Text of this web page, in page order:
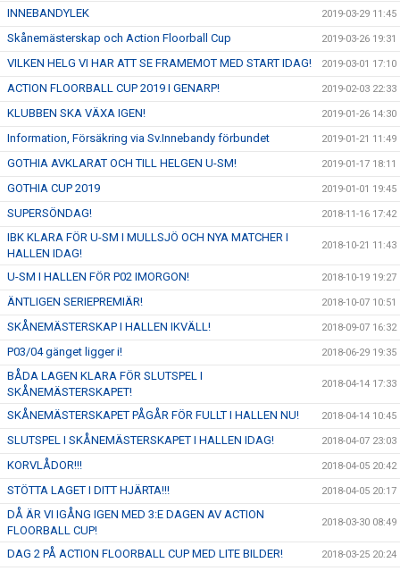
INNEBANDYLEK 2019-03-29 11:45
Skånemästerskap och Action Floorball Cup 2019-03-26 19:31
VILKEN HELG VI HAR ATT SE FRAMEMOT MED START IDAG! 2019-03-01 17:10
ACTION FLOORBALL CUP 2019 I GENARP! 2019-02-03 22:33
KLUBBEN SKA VÄXA IGEN! 2019-01-26 14:30
Information, Försäkring via Sv.Innebandy förbundet 2019-01-21 11:49
GOTHIA AVKLARAT OCH TILL HELGEN U-SM! 2019-01-17 18:11
GOTHIA CUP 2019 2019-01-01 19:45
SUPERSÖNDAG! 2018-11-16 17:42
IBK KLARA FÖR U-SM I MULLSJÖ OCH NYA MATCHER I
HALLEN IDAG!
2018-10-21 11:43
U-SM I HALLEN FÖR P02 IMORGON! 2018-10-19 19:27
ÄNTLIGEN SERIEPREMIÄR! 2018-10-07 10:51
SKÅNEMÄSTERSKAP I HALLEN IKVÄLL! 2018-09-07 16:32
P03/04 gänget ligger i! 2018-06-29 19:35
BÅDA LAGEN KLARA FÖR SLUTSPEL I
SKÅNEMÄSTERSKAPET!
2018-04-14 17:33
SKÅNEMÄSTERSKAPET PÅGÅR FÖR FULLT I HALLEN NU! 2018-04-14 10:45
SLUTSPEL I SKÅNEMÄSTERSKAPET I HALLEN IDAG! 2018-04-07 23:03
KORVLÅDOR!!! 2018-04-05 20:42
STÖTTA LAGET I DITT HJÄRTA!!! 2018-04-05 20:17
DÅ ÄR VI IGÅNG IGEN MED 3:E DAGEN AV ACTION
FLOORBALL CUP!
2018-03-30 08:49
DAG 2 PÅ ACTION FLOORBALL CUP MED LITE BILDER! 2018-03-25 20:24